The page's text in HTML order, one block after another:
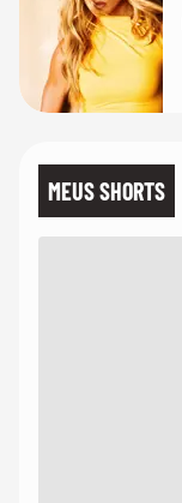
MEUS SHORTS